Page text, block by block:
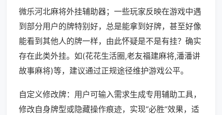
微乐河北麻将外挂辅助器；一些玩家反映在游戏中遇
到部分用户的牌特别好，总是能拿到好牌，甚至好像
能看到其他人的牌一样，由此怀疑是不是有挂？确实
存在此类外挂。如(花花生活圈,老友福建麻将,潘潘讲
故事麻将)等，建议通过正规途径维护游戏公平。
自定义修改牌：用户可输入需求生成专用辅助工具，
修改自身牌型或隐藏操作痕迹，实现“必胜”效果，适